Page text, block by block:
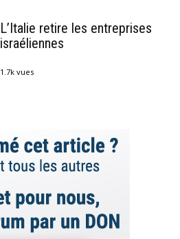
L’Italie retire les entreprises
israéliennes
1.7k vues